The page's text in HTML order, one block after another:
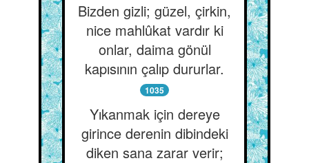
Bizden gizli; güzel, çirkin,
nice mahlûkat vardır ki
onlar, daima gönül
kapısının çalıp dururlar.
1035
Yıkanmak için dereye
girince derenin dibindeki
diken sana zarar verir;